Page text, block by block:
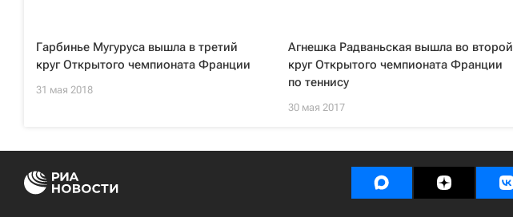
Гарбинье Мугуруса вышла в третий
круг Открытого чемпионата Франции
31 мая 2018
Агнешка Радваньская вышла во второй
круг Открытого чемпионата Франции
по теннису
30 мая 2017